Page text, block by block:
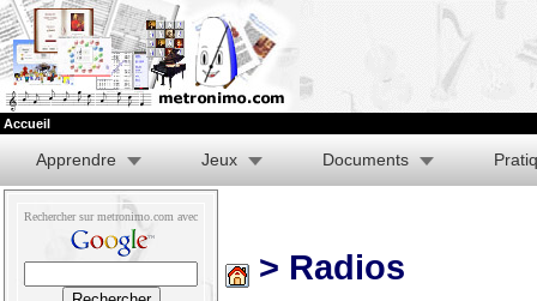
Accueil
Apprendre Jeux Documents
Rechercher sur metronimo.com avec
> Radios